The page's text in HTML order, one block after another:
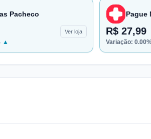
Pacheco
Ver loja
▲
Pague
R$ 27,99
Variação: 0.00